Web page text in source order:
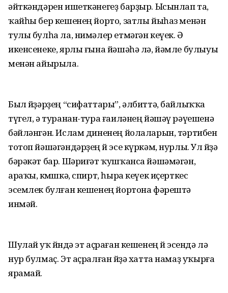
әйткәндәрен ишеткәнегеҙ барҙыр. Ысынлап та,
ҡайһы бер кешенең йорто, затлы йыһаз менән
тулы булһа ла, нимәлер етмәгән кеүек. Ә
икенсенеке, ярлы ғына йәшәһә лә, йәмле булыуы
менән айырыла.
Был өйҙәрҙең “сифаттары”, әлбиттә, байлыҡҡа
түгел, ә туранан-тура ғаиләнең йәшәү рәүешенә
бәйләнгән. Ислам диненең йолаларын, тәртибен
тотоп йәшәгәндәрҙең өй эсе күркәм, нурлы. Ул өйҙә
бәрәкәт бар. Шәриғәт ҡушҡанса йәшәмәгән,
араҡы, көмөшкә, спирт, һыра кеүек иҫерткес
эсемлек булған кешенең йортона фәрештә
инмәй.
Шулай уҡ өйөндә эт аҫраған кешенең өй эсендә лә
нур булмаҫ. Эт аҫралған өйҙә хатта намаҙ уҡырға
ярамай.